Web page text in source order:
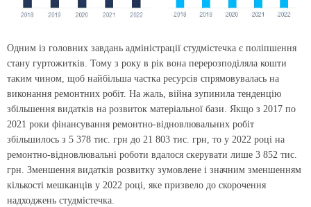
Одним із головних завдань адміністрації студмістечка є поліпшення
стану гуртожитків. Тому з року в рік вона перерозподіляла кошти
таким чином, щоб найбільша частка ресурсів спрямовувалась на
виконання ремонтних робіт. На жаль, війна зупинила тенденцію
збільшення видатків на розвиток матеріальної бази. Якщо з 2017 по
2021 роки фінансування ремонтно-відновлювальних робіт
збільшилось з 5 378 тис. грн до 21 803 тис. грн, то у 2022 році на
ремонтно-відновлювальні роботи вдалося скерувати лише 3 852 тис.
грн. Зменшення видатків розвитку зумовлене і значним зменшенням
кількості мешканців у 2022 році, яке призвело до скорочення
надходжень студмістечка.